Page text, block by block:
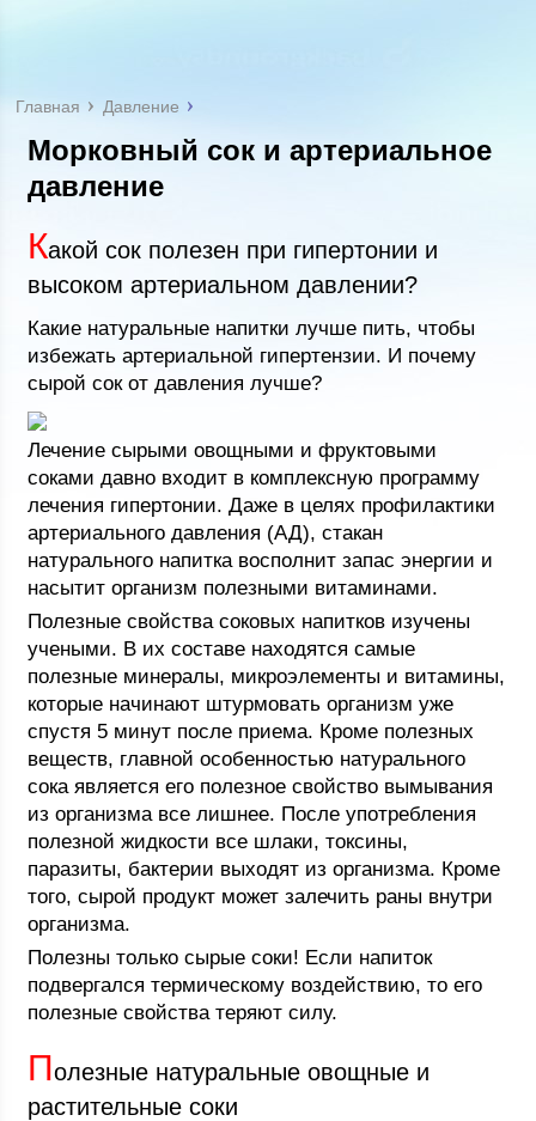
Главная Давление
Морковный сок и артериальное
давление
Какой сок полезен при гипертонии и
высоком артериальном давлении?
Какие натуральные напитки лучше пить, чтобы
избежать артериальной гипертензии. И почему
сырой сок от давления лучше?
Лечение сырыми овощными и фруктовыми
соками давно входит в комплексную программу
лечения гипертонии. Даже в целях профилактики
артериального давления (АД), стакан
натурального напитка восполнит запас энергии и
насытит организм полезными витаминами.
Полезные свойства соковых напитков изучены
учеными. В их составе находятся самые
полезные минералы, микроэлементы и витамины,
которые начинают штурмовать организм уже
спустя 5 минут после приема. Кроме полезных
веществ, главной особенностью натурального
сока является его полезное свойство вымывания
из организма все лишнее. После употребления
полезной жидкости все шлаки, токсины,
паразиты, бактерии выходят из организма. Кроме
того, сырой продукт может залечить раны внутри
организма.
Полезны только сырые соки! Если напиток
подвергался термическому воздействию, то его
полезные свойства теряют силу.
Полезные натуральные овощные и
растительные соки